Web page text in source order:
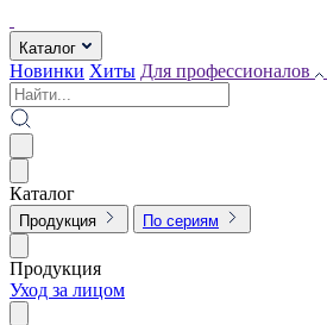
Каталог
Новинки Хиты Для профессионалов
Каталог
Продукция По сериям
Продукция
Уход за лицом